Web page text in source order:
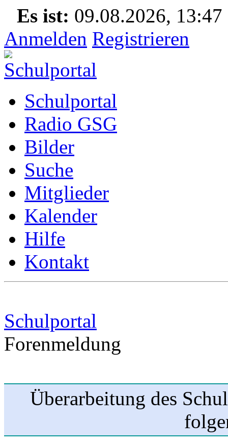
Es ist: 09.08.2026, 13:47
Anmelden Registrieren
Schulportal
Radio GSG
Bilder
Suche
Mitglieder
Kalender
Hilfe
Kontakt
Schulportal
Forenmeldung
Überarbeitung des